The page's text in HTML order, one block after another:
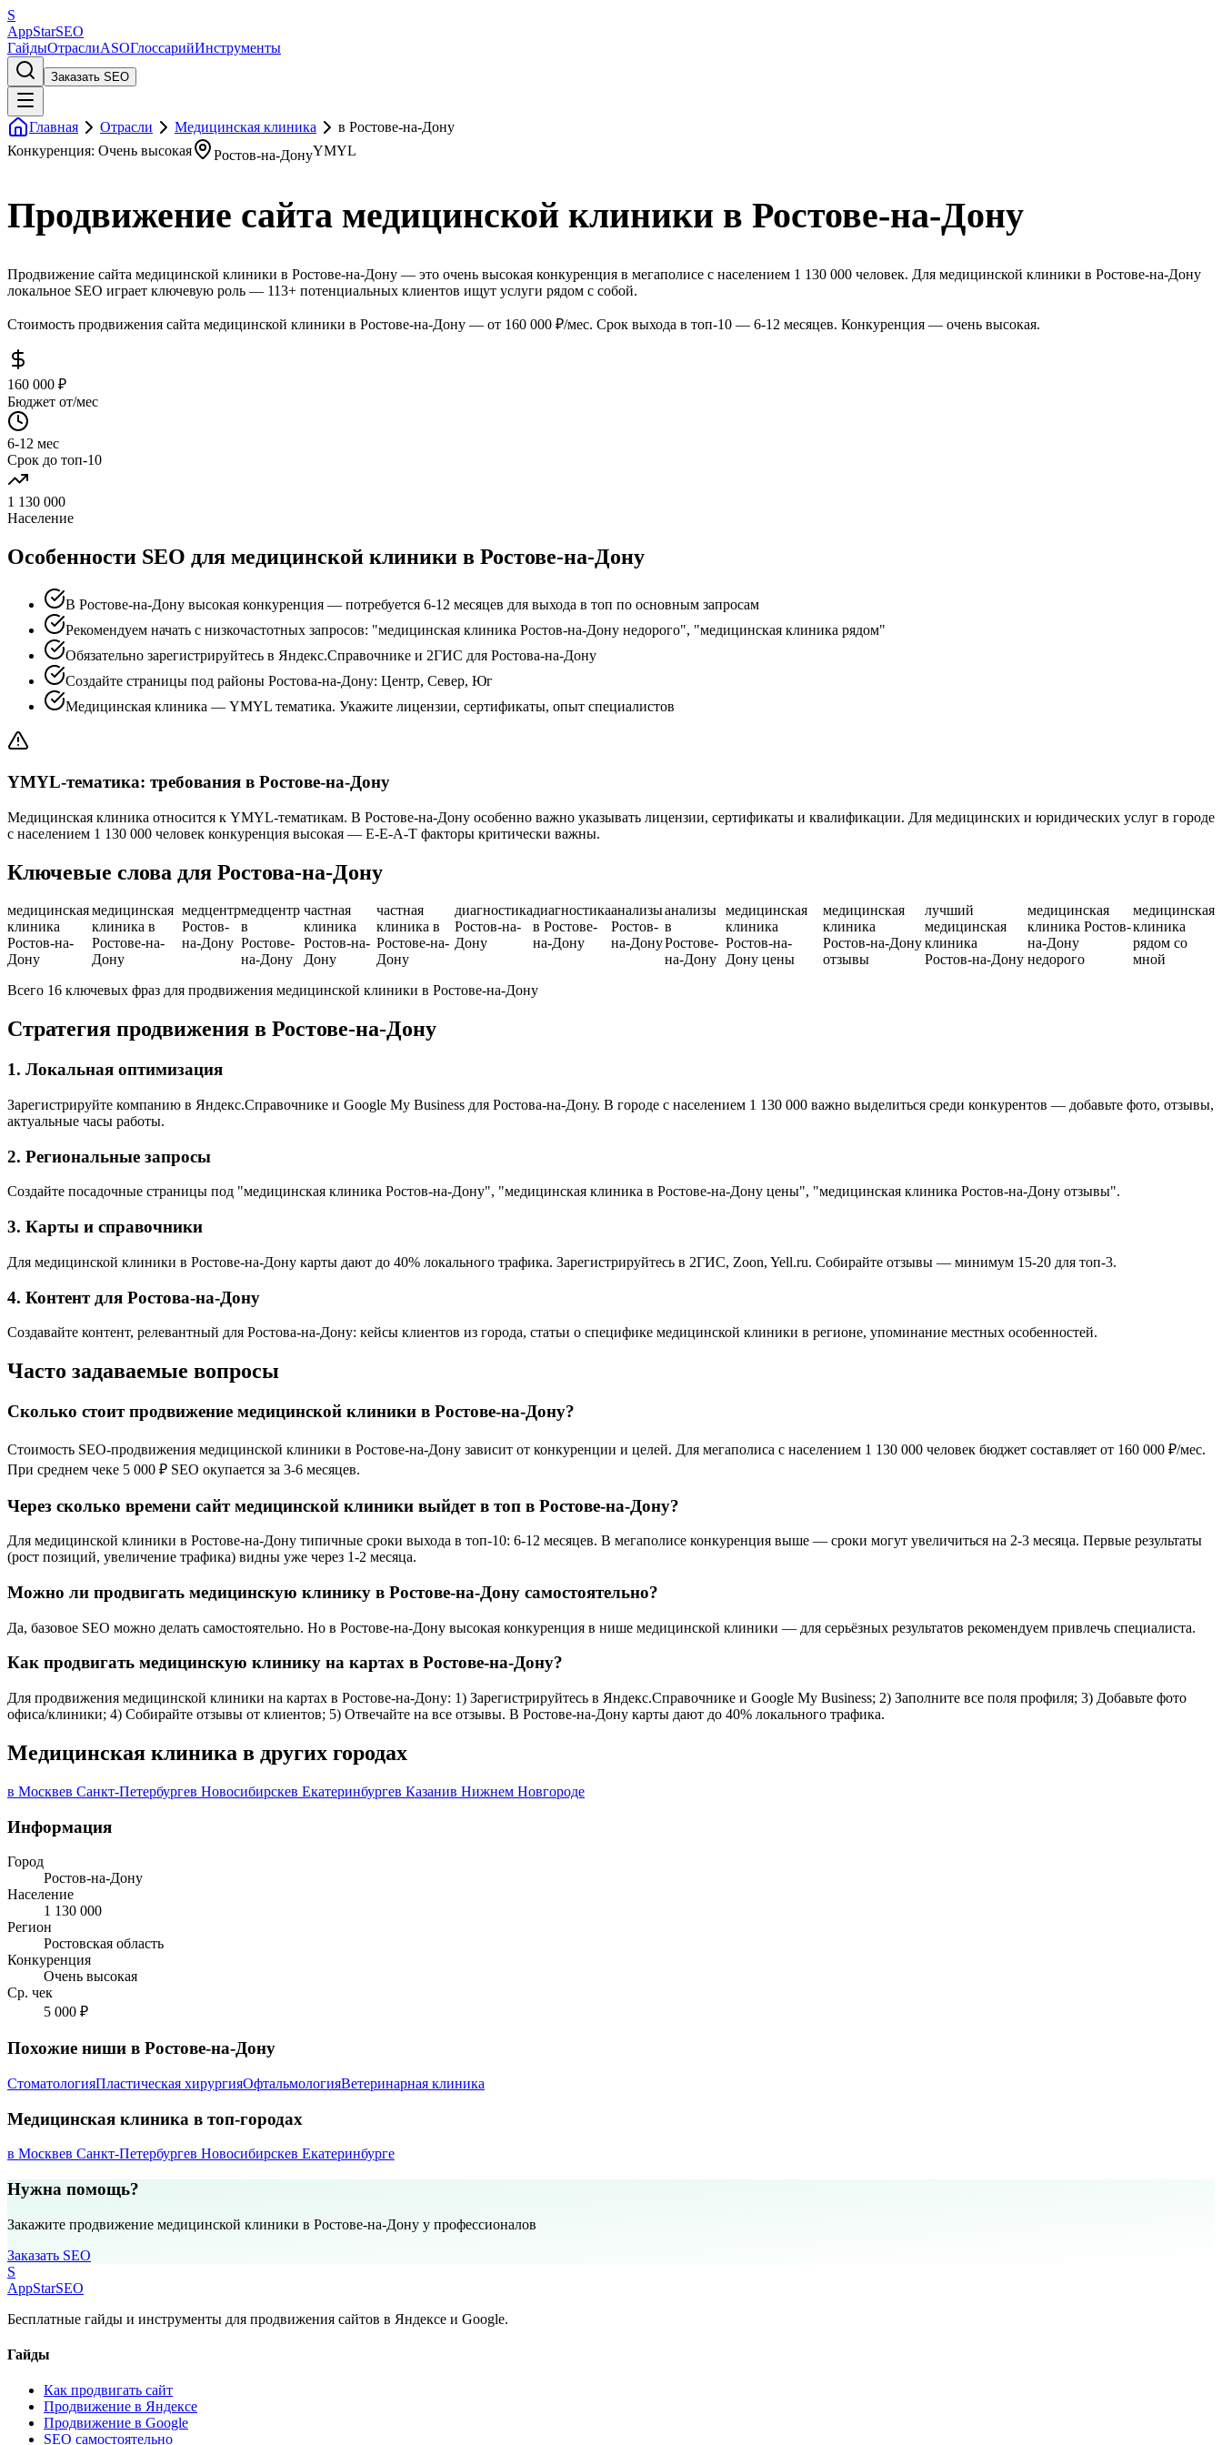
S
AppStarSEO
ГайдыОтраслиASOГлоссарийИнструменты
Заказать SEO
Главная Отрасли Медицинская клиника
в Ростове-на-Дону
Конкуренция: Очень высокая
Ростов-на-ДонуYMYL
Продвижение сайта медицинской клиники в Ростове-на-Дону
Продвижение сайта медицинской клиники в Ростове-на-Дону — это очень высокая конкуренция в мегаполисе с населением 1 130 000 человек. Для медицинской клиники в Ростове-на-Дону
локальное SEO играет ключевую роль — 113+ потенциальных клиентов ищут услуги рядом с собой.
Стоимость продвижения сайта медицинской клиники в Ростове-на-Дону — от 160 000 ₽/мес. Срок выхода в топ-10 — 6-12 месяцев. Конкуренция — очень высокая.
160 000 ₽
Бюджет от/мес
6-12 мес
Срок до топ-10
1 130 000
Население
Особенности SEO для медицинской клиники в Ростове-на-Дону
В Ростове-на-Дону высокая конкуренция — потребуется 6-12 месяцев для выхода в топ по основным запросам
Рекомендуем начать с низкочастотных запросов: "медицинская клиника Ростов-на-Дону недорого", "медицинская клиника рядом"
Обязательно зарегистрируйтесь в Яндекс.Справочнике и 2ГИС для Ростова-на-Дону
Создайте страницы под районы Ростова-на-Дону: Центр, Север, Юг
Медицинская клиника — YMYL тематика. Укажите лицензии, сертификаты, опыт специалистов
YMYL-тематика: требования в Ростове-на-Дону
Медицинская клиника относится к YMYL-тематикам. В Ростове-на-Дону особенно важно указывать лицензии, сертификаты и квалификации. Для медицинских и юридических услуг в городе
с населением 1 130 000 человек конкуренция высокая — E-E-A-T факторы критически важны.
Ключевые слова для Ростова-на-Дону
медицинская
клиника
Ростов-на-
Дону
медицинская
клиника в
Ростове-на-
Дону
медцентр
Ростов-
на-Дону
медцентр
в
Ростове-
на-Дону
частная
клиника
Ростов-на-
Дону
частная
клиника в
Ростове-на-
Дону
диагностика
Ростов-на-
Дону
диагностика
в Ростове-
на-Дону
анализы
Ростов-
на-Дону
анализы
в
Ростове-
на-Дону
медицинская
клиника
Ростов-на-
Дону цены
медицинская
клиника
Ростов-на-Дону
отзывы
лучший
медицинская
клиника
Ростов-на-Дону
медицинская
клиника Ростов-
на-Дону
недорого
медицинская
клиника
рядом со
мной
Всего 16 ключевых фраз для продвижения медицинской клиники в Ростове-на-Дону
Стратегия продвижения в Ростове-на-Дону
1. Локальная оптимизация
Зарегистрируйте компанию в Яндекс.Справочнике и Google My Business для Ростова-на-Дону. В городе с населением 1 130 000 важно выделиться среди конкурентов — добавьте фото, отзывы,
актуальные часы работы.
2. Региональные запросы
Создайте посадочные страницы под "медицинская клиника Ростов-на-Дону", "медицинская клиника в Ростове-на-Дону цены", "медицинская клиника Ростов-на-Дону отзывы".
3. Карты и справочники
Для медицинской клиники в Ростове-на-Дону карты дают до 40% локального трафика. Зарегистрируйтесь в 2ГИС, Zoon, Yell.ru. Собирайте отзывы — минимум 15-20 для топ-3.
4. Контент для Ростова-на-Дону
Создавайте контент, релевантный для Ростова-на-Дону: кейсы клиентов из города, статьи о специфике медицинской клиники в регионе, упоминание местных особенностей.
Часто задаваемые вопросы
Сколько стоит продвижение медицинской клиники в Ростове-на-Дону?
Стоимость SEO-продвижения медицинской клиники в Ростове-на-Дону зависит от конкуренции и целей. Для мегаполиса с населением 1 130 000 человек бюджет составляет от 160 000 ₽/мес.
При среднем чеке 5 000 ₽ SEO окупается за 3-6 месяцев.
Через сколько времени сайт медицинской клиники выйдет в топ в Ростове-на-Дону?
Для медицинской клиники в Ростове-на-Дону типичные сроки выхода в топ-10: 6-12 месяцев. В мегаполисе конкуренция выше — сроки могут увеличиться на 2-3 месяца. Первые результаты
(рост позиций, увеличение трафика) видны уже через 1-2 месяца.
Можно ли продвигать медицинскую клинику в Ростове-на-Дону самостоятельно?
Да, базовое SEO можно делать самостоятельно. Но в Ростове-на-Дону высокая конкуренция в нише медицинской клиники — для серьёзных результатов рекомендуем привлечь специалиста.
Как продвигать медицинскую клинику на картах в Ростове-на-Дону?
Для продвижения медицинской клиники на картах в Ростове-на-Дону: 1) Зарегистрируйтесь в Яндекс.Справочнике и Google My Business; 2) Заполните все поля профиля; 3) Добавьте фото
офиса/клиники; 4) Собирайте отзывы от клиентов; 5) Отвечайте на все отзывы. В Ростове-на-Дону карты дают до 40% локального трафика.
Медицинская клиника в других городах
в Москвев Санкт-Петербургев Новосибирскев Екатеринбургев Казанив Нижнем Новгороде
Информация
Город
Ростов-на-Дону
Население
1 130 000
Регион
Ростовская область
Конкуренция
Очень высокая
Ср. чек
5 000 ₽
Похожие ниши в Ростове-на-Дону
СтоматологияПластическая хирургияОфтальмологияВетеринарная клиника
Медицинская клиника в топ-городах
в Москвев Санкт-Петербургев Новосибирскев Екатеринбурге
Нужна помощь?
Закажите продвижение медицинской клиники в Ростове-на-Дону у профессионалов
Заказать SEO
S
AppStarSEO
Бесплатные гайды и инструменты для продвижения сайтов в Яндексе и Google.
Гайды
Как продвигать сайт
Продвижение в Яндексе
Продвижение в Google
SEO самостоятельно